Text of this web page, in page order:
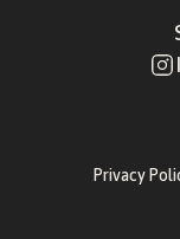
Privacy